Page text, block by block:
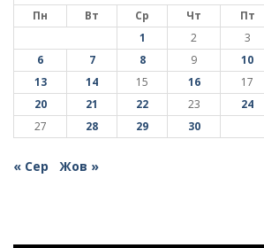
Пн Вт Ср Чт Пт
1
2 3
6
7 8 9 10
13
14 15 16 17
20
21 22 23 24
27
28 29 30
« Сер Жов »